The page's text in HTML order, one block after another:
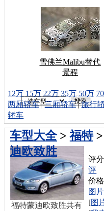
雪佛兰Malibu替代
景程
12万 15万 22万 35万 50万
两厢轿车|三厢轿车|旅行
轿车
车型大全>福特>
迪欧致胜
评分
评
价格
图片
[图
福特蒙迪欧致胜共有